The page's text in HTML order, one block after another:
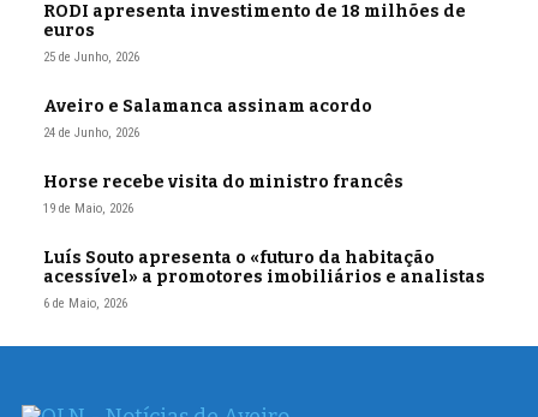
RODI apresenta investimento de 18 milhões de
euros
25 de Junho, 2026
Aveiro e Salamanca assinam acordo
24 de Junho, 2026
Horse recebe visita do ministro francês
19 de Maio, 2026
Luís Souto apresenta o «futuro da habitação
acessível» a promotores imobiliários e analistas
6 de Maio, 2026